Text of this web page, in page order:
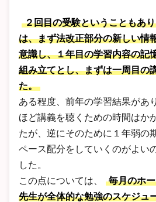
２回目の受験ということもあ
は、まず法改正部分の新しい情
意識し、１年目の学習内容の記
組み立てとし、まずは一周目の
た。
ある程度、前年の学習結果があ
ほど講義を聴くための時間はか
たが、逆にそのために１年弱の
ペース配分をしていくのがよい
した。
この点については、
毎月のホ
先生が全体的な勉強のスケジュ